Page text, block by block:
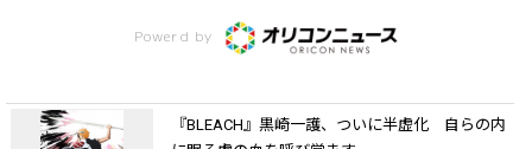
Powerd by
『BLEACH』黒崎一護、ついに半虚化 自らの内